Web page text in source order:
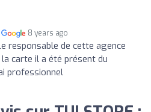
8 years ago
responsable de cette agence
carte il a été présent du
professionnel